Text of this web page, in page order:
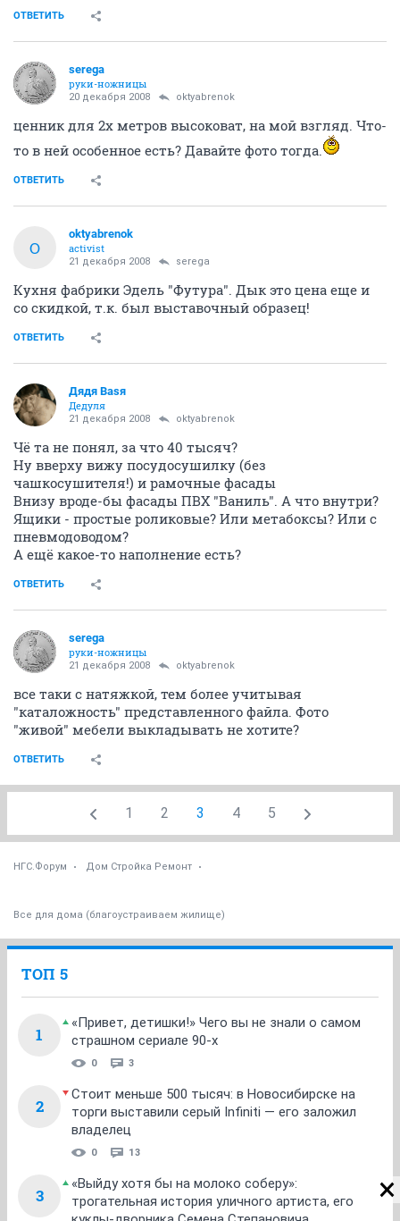
ОТВЕТИТЬ
serega
руки-ножницы
20 декабря 2008 oktyabrenok
ценник для 2х метров высоковат, на мой взгляд. Что-
то в ней особенное есть? Давайте фото тогда.
ОТВЕТИТЬ
O
oktyabrenok
activist
21 декабря 2008 serega
Кухня фабрики Эдель "Футура". Дык это цена еще и
со скидкой, т.к. был выставочный образец!
ОТВЕТИТЬ
Дядя Ваsя
Дедуля
21 декабря 2008 oktyabrenok
Чё та не понял, за что 40 тысяч?
Ну вверху вижу посудосушилку (без
чашкосушителя!) и рамочные фасады
Внизу вроде-бы фасады ПВХ "Ваниль". А что внутри?
Ящики - простые роликовые? Или метабоксы? Или с
пневмодоводом?
А ещё какое-то наполнение есть?
ОТВЕТИТЬ
serega
руки-ножницы
21 декабря 2008 oktyabrenok
все таки с натяжкой, тем более учитывая
"каталожность" представленного файла. Фото
"живой" мебели выкладывать не хотите?
ОТВЕТИТЬ
1 2 3 4 5
НГС.Форум Дом Стройка Ремонт
Все для дома (благоустраиваем жилище)
ТОП 5
1
«Привет, детишки!» Чего вы не знали о самом
страшном сериале 90-х
0 3
2
Стоит меньше 500 тысяч: в Новосибирске на
торги выставили серый Infiniti — его заложил
владелец
0 13
3
«Выйду хотя бы на молоко соберу»:
трогательная история уличного артиста, его